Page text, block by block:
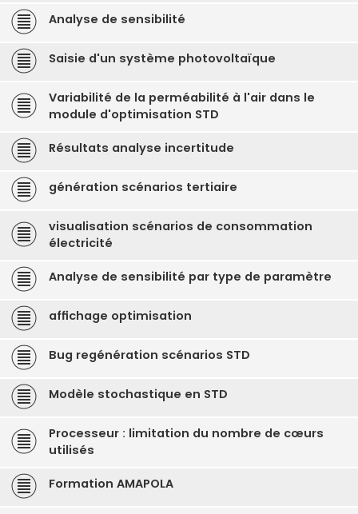
Analyse de sensibilité
Saisie d'un système photovoltaïque
Variabilité de la perméabilité à l'air dans le
module d'optimisation STD
Résultats analyse incertitude
génération scénarios tertiaire
visualisation scénarios de consommation
électricité
Analyse de sensibilité par type de paramètre
affichage optimisation
Bug regénération scénarios STD
Modèle stochastique en STD
Processeur : limitation du nombre de cœurs
utilisés
Formation AMAPOLA